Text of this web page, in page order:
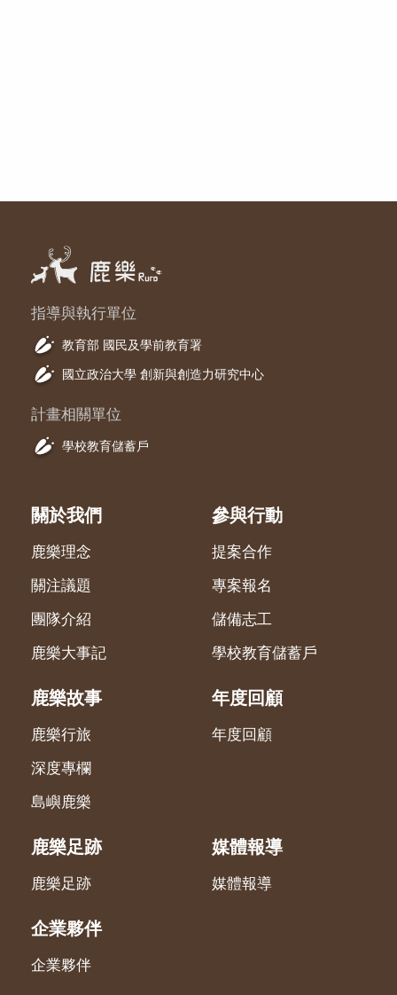
指導與執行單位
教育部 國民及學前教育署
國立政治大學 創新與創造力研究中心
計畫相關單位
學校教育儲蓄戶
關於我們
鹿樂理念
關注議題
團隊介紹
鹿樂大事記
參與行動
提案合作
專案報名
儲備志工
學校教育儲蓄戶
鹿樂故事
鹿樂行旅
深度專欄
島嶼鹿樂
年度回顧
年度回顧
鹿樂足跡
鹿樂足跡
媒體報導
媒體報導
企業夥伴
企業夥伴